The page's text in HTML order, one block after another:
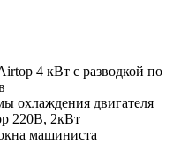
4 кВт c разводкой по
охлаждения двигателя
220В, 2кВт
машиниста